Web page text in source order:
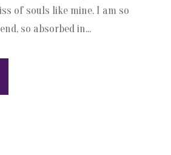
of souls like mine. I am so
so absorbed in...